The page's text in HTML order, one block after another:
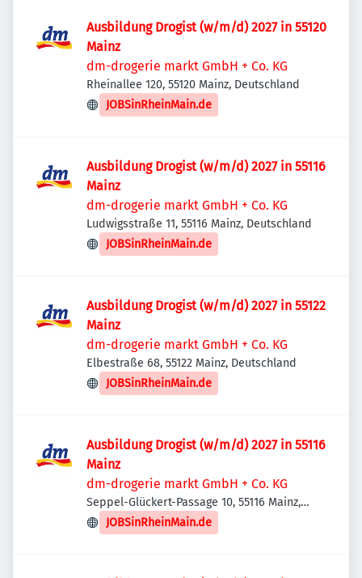
Ausbildung Drogist (w/m/d) 2027 in 55120
Mainz
dm-drogerie markt GmbH + Co. KG
Rheinallee 120, 55120 Mainz, Deutschland
JOBSinRheinMain.de
Ausbildung Drogist (w/m/d) 2027 in 55116
Mainz
dm-drogerie markt GmbH + Co. KG
Ludwigsstraße 11, 55116 Mainz, Deutschland
JOBSinRheinMain.de
Ausbildung Drogist (w/m/d) 2027 in 55122
Mainz
dm-drogerie markt GmbH + Co. KG
Elbestraße 68, 55122 Mainz, Deutschland
JOBSinRheinMain.de
Ausbildung Drogist (w/m/d) 2027 in 55116
Mainz
dm-drogerie markt GmbH + Co. KG
Seppel-Glückert-Passage 10, 55116 Mainz,
Deutschland
JOBSinRheinMain.de